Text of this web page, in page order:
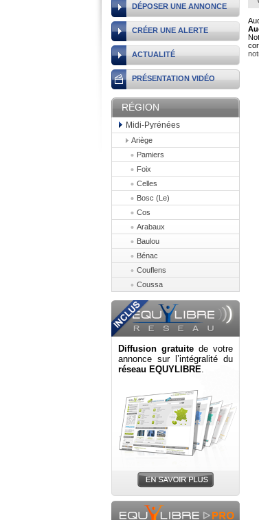
DÉPOSER UNE ANNONCE
CRÉER UNE ALERTE
ACTUALITÉ
PRÉSENTATION VIDÉO
RÉGION
Midi-Pyrénées
Ariège
Pamiers
Foix
Celles
Bosc (Le)
Cos
Arabaux
Baulou
Bénac
Couflens
Coussa
Diffusion gratuite de votre
annonce sur l’intégralité du
réseau EQUYLIBRE.